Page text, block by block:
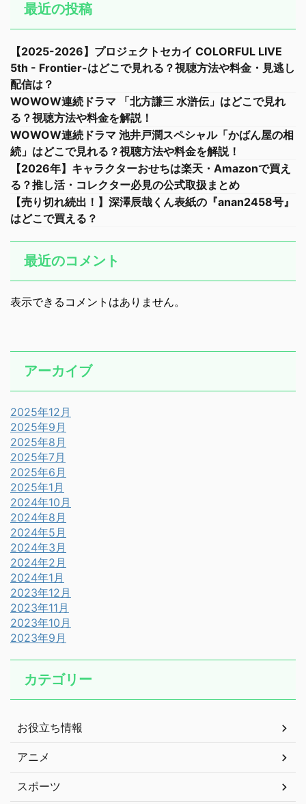
最近の投稿
【2025-2026】プロジェクトセカイ COLORFUL LIVE
5th - Frontier-はどこで見れる？視聴方法や料金・見逃し
配信は？
WOWOW連続ドラマ 「北方謙三 水滸伝」はどこで見れ
る？視聴方法や料金を解説！
WOWOW連続ドラマ 池井戸潤スペシャル「かばん屋の相
続」はどこで見れる？視聴方法や料金を解説！
【2026年】キャラクターおせちは楽天・Amazonで買え
る？推し活・コレクター必見の公式取扱まとめ
【売り切れ続出！】深澤辰哉くん表紙の『anan2458号』
はどこで買える？
最近のコメント
表示できるコメントはありません。
アーカイブ
2025年12月
2025年9月
2025年8月
2025年7月
2025年6月
2025年1月
2024年10月
2024年8月
2024年5月
2024年3月
2024年2月
2024年1月
2023年12月
2023年11月
2023年10月
2023年9月
カテゴリー
お役立ち情報
アニメ
スポーツ